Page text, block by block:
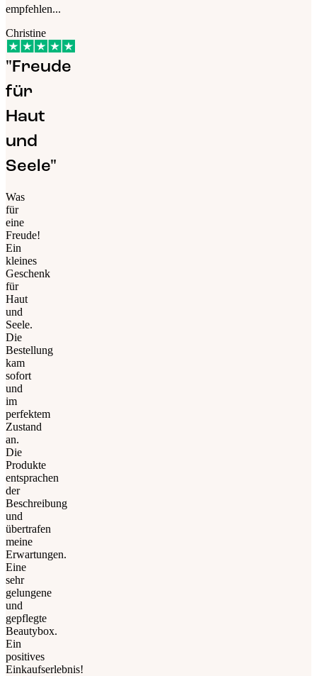
empfehlen...
Christine
"Freude
für
Haut
und
Seele"
Was
für
eine
Freude!
Ein
kleines
Geschenk
für
Haut
und
Seele.
Die
Bestellung
kam
sofort
und
im
perfektem
Zustand
an.
Die
Produkte
entsprachen
der
Beschreibung
und
übertrafen
meine
Erwartungen.
Eine
sehr
gelungene
und
gepflegte
Beautybox.
Ein
positives
Einkaufserlebnis!